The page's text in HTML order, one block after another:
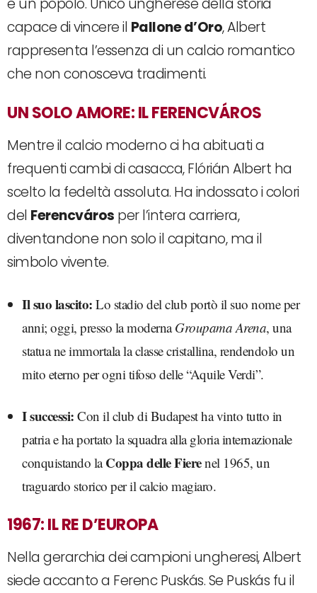
capace di vincere il Pallone d’Oro, Albert
rappresenta l’essenza di un calcio romantico
che non conosceva tradimenti.
UN SOLO AMORE: IL FERENCVÁROS
Mentre il calcio moderno ci ha abituati a
frequenti cambi di casacca, Flórián Albert ha
scelto la fedeltà assoluta. Ha indossato i colori
del Ferencváros per l’intera carriera,
diventandone non solo il capitano, ma il
simbolo vivente.
Il suo lascito: Lo stadio del club portò il suo nome per
anni; oggi, presso la modernaGroupama Arena, una
statua ne immortala la classe cristallina, rendendolo un
mito eterno per ogni tifoso delle “Aquile Verdi”.
I successi: Con il club di Budapest ha vinto tutto in
patria e ha portato la squadra alla gloria internazionale
conquistando laCoppa delle Fierenel 1965, un
traguardo storico per il calcio magiaro.
1967: IL RE D’EUROPA
Nella gerarchia dei campioni ungheresi, Albert
siede accanto a Ferenc Puskás. Se Puskás fu il